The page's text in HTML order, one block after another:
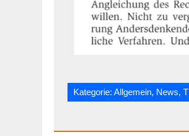
Kategorie:Allgemein, News,